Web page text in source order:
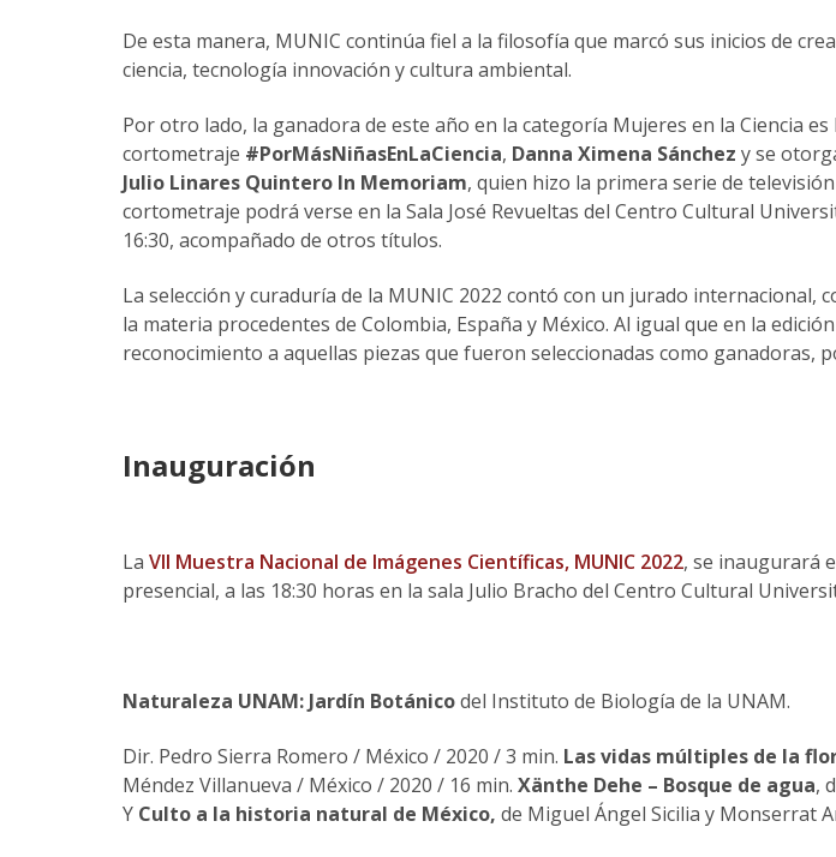
De esta manera, MUNIC continúa fiel a la filosofía que marcó sus inicios de
ciencia, tecnología innovación y cultura ambiental.
Por otro lado, la ganadora de este año en la categoría Mujeres en la Ciencia es
cortometraje #PorMásNiñasEnLaCiencia, Danna Ximena Sánchez y se
Julio Linares Quintero In Memoriam, quien hizo la primera serie de
cortometraje podrá verse en la Sala José Revueltas del Centro Cultural
16:30, acompañado de otros títulos.
La selección y curaduría de la MUNIC 2022 contó con un jurado internacional,
la materia procedentes de Colombia, España y México. Al igual que en la
reconocimiento a aquellas piezas que fueron seleccionadas como ganadoras,
Inauguración
La VII Muestra Nacional de Imágenes Científicas, MUNIC 2022, se inaugurará
presencial, a las 18:30 horas en la sala Julio Bracho del Centro Cultural
Naturaleza UNAM: Jardín Botánicodel Instituto de Biología de la UNAM.
Dir. Pedro Sierra Romero / México / 2020 / 3 min. Las vidas múltiples de la
Méndez Villanueva / México / 2020 / 16 min. Xänthe Dehe – Bosque de agua,
Y Culto a la historia natural de México, de Miguel Ángel Sicilia y Monserrat